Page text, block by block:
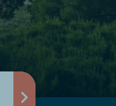
Bewertung